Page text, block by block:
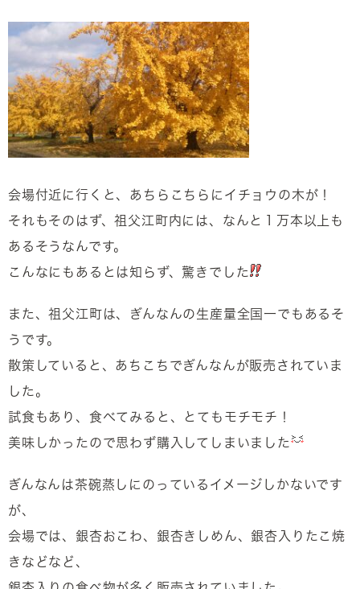
会場付近に行くと、あちらこちらにイチョウの木が！
それもそのはず、祖父江町内には、なんと１万本以上も
あるそうなんです。
こんなにもあるとは知らず、驚きでした
また、祖父江町は、ぎんなんの生産量全国一でもあるそ
うです。
散策していると、あちこちでぎんなんが販売されていま
した。
試食もあり、食べてみると、とてもモチモチ！
美味しかったので思わず購入してしまいました
ぎんなんは茶碗蒸しにのっているイメージしかないです
が、
会場では、銀杏おこわ、銀杏きしめん、銀杏入りたこ焼
きなどなど、